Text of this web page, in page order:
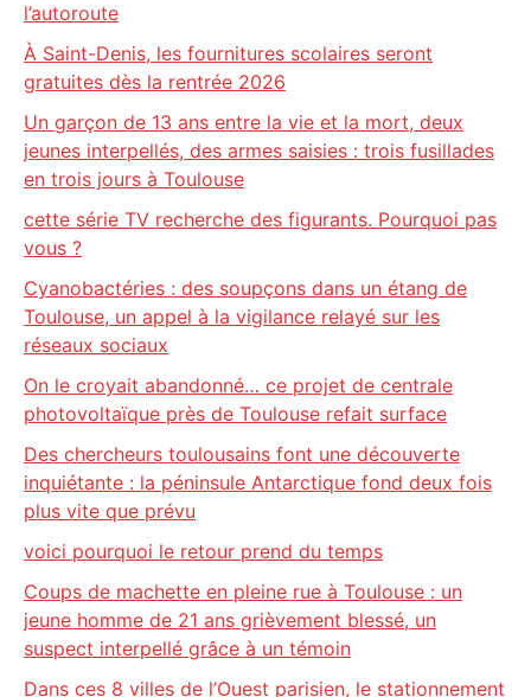
l’autoroute
À Saint-Denis, les fournitures scolaires seront
gratuites dès la rentrée 2026
Un garçon de 13 ans entre la vie et la mort, deux
jeunes interpellés, des armes saisies : trois fusillades
en trois jours à Toulouse
cette série TV recherche des figurants. Pourquoi pas
vous ?
Cyanobactéries : des soupçons dans un étang de
Toulouse, un appel à la vigilance relayé sur les
réseaux sociaux
On le croyait abandonné… ce projet de centrale
photovoltaïque près de Toulouse refait surface
Des chercheurs toulousains font une découverte
inquiétante : la péninsule Antarctique fond deux fois
plus vite que prévu
voici pourquoi le retour prend du temps
Coups de machette en pleine rue à Toulouse : un
jeune homme de 21 ans grièvement blessé, un
suspect interpellé grâce à un témoin
Dans ces 8 villes de l’Ouest parisien, le stationnement